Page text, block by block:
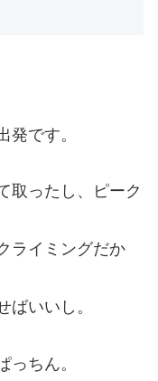
発です。
取ったし、ピーク
ライミングだか
ばいいし。
っちん。